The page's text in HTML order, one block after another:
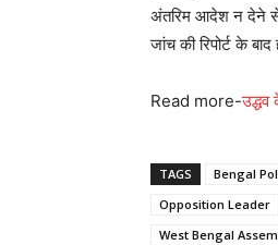
अंतरिम आदेश न देने से
जांच की रिपोर्ट के
Read more-उद्धव
TAGS Bengal
Opposition Leader
West Bengal